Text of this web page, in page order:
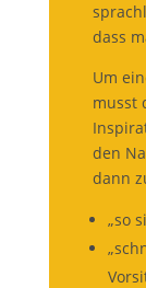
dass
Um
musst
den
dann
„so